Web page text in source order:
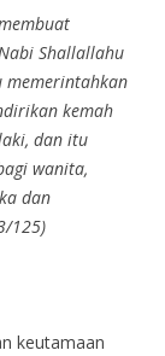
Shallallahu
memerintahkan
kemah
dan itu
wanita,
dan
125)
keutamaan